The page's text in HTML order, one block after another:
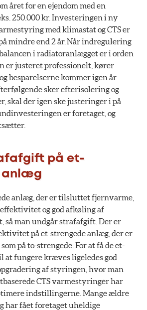
året for en ejendom med en
250.000 kr. Investeringen i ny
med klimastat og CTS er
mindre end 2 år. Når indregulering
i radiatoranlægget er i orden
er justeret professionelt, kører
besparelserne kommer igen år
sker efterisolering og
skal der igen ske justeringer i på
er foretaget, og
på et-
anlæg
anlæg, der er tilsluttet fjernvarme,
og god afkøling af
så man undgår strafafgift. Der er
på et-strengede anlæg, der er
på to-strengede. For at få de et-
at fungere kræves ligeledes god
af styringen, hvor man
CTS varmestyringer har
indstillingerne. Mange ældre
har fået foretaget uheldige